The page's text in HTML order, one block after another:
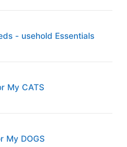
- usehold Essentials
My CATS
My DOGS